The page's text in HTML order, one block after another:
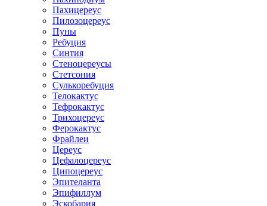
Пахицереус
Пилозоцереус
Пуны
Ребуция
Синтия
Стеноцереусы
Стетсония
Сулькоребуция
Телокактус
Тефрокактус
Трихоцереус
Ферокактус
Фрайлеи
Цереус
Цефалоцереус
Ципоцереус
Эпителанта
Эпифиллум
Эскобария